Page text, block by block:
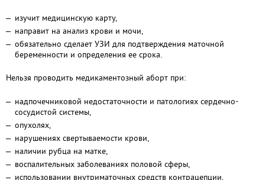
изучит медицинскую карту,
направит на анализ крови и мочи,
обязательно сделает УЗИ для подтверждения маточной
беременности и определения ее срока.
Нельзя проводить медикаментозный аборт при:
надпочечниковой недостаточности и патологиях сердечно-
сосудистой системы,
опухолях,
нарушениях свертываемости крови,
наличии рубца на матке,
воспалительных заболеваниях половой сферы,
использовании внутриматочных средств контрацепции,